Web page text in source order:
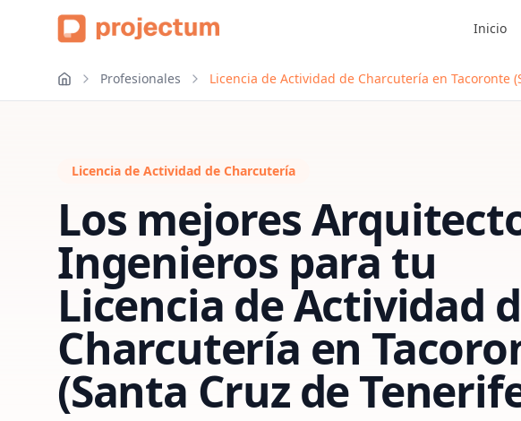
Inicio
Profesionales Licencia de Actividad de Charcutería en Tacoronte
Licencia de Actividad de Charcutería
Los mejores
Ingenieros para tu
Licencia de Actividad
Charcutería en
(Santa Cruz de